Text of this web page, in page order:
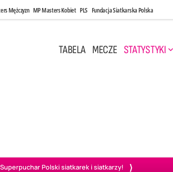
Mężczyzn MP Masters Kobiet PLS Fundacja Siatkarska Polska
TABELA MECZE STATYSTYKI
Polski siatkarek i siatkarzy!